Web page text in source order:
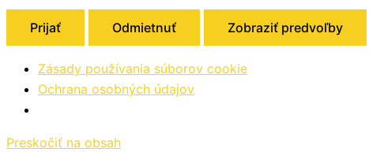
Prijať Odmietnuť Zobraziť predvoľby
Zásady používania súborov cookie
Ochrana osobných údajov
Preskočiť na obsah